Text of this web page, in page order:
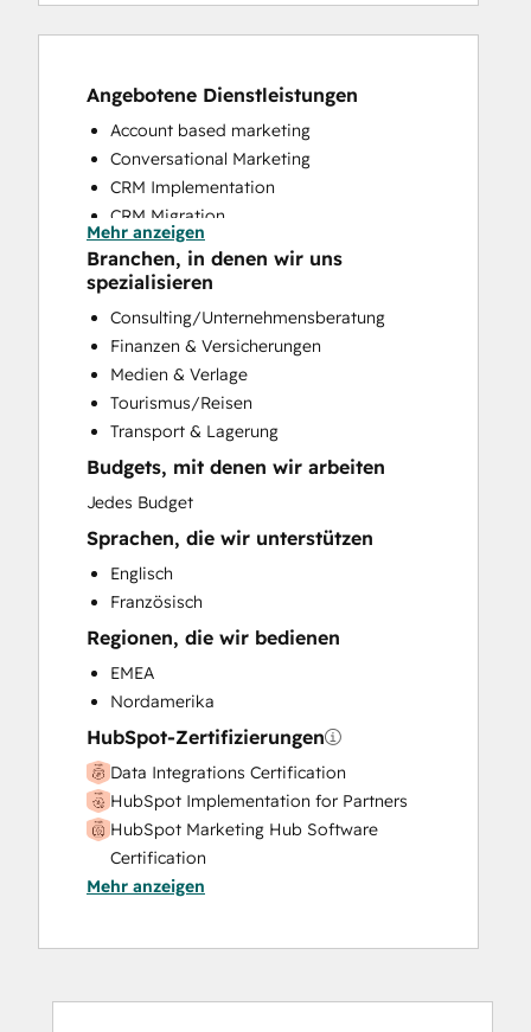
Angebotene Dienstleistungen
Account based marketing
Conversational Marketing
CRM Implementation
CRM Migration
Customer Marketing
Customer Success Training
Customer Survey and Analysis
Email Marketing
Full Inbound Marketing Services
Help Desk Implementation
HubSpot Onboarding
Knowledge Base Development
Paid Advertising
Programmable Automation
Sales and Marketing Alignment
Sales Coaching and Training
Sales Enablement
Search Engine Optimization
Social Media
Mehr anzeigen
Branchen, in denen wir uns
spezialisieren
Consulting/Unternehmensberatung
Finanzen & Versicherungen
Medien & Verlage
Tourismus/Reisen
Transport & Lagerung
Budgets, mit denen wir arbeiten
Jedes Budget
Sprachen, die wir unterstützen
Englisch
Französisch
Regionen, die wir bedienen
EMEA
Nordamerika
HubSpot-Zertifizierungen
Data Integrations Certification
HubSpot Implementation for Partners
HubSpot Marketing Hub Software
Certification
HubSpot Sales Hub Software
HubSpot Solutions Partner
Revenue Operations
Mehr anzeigen